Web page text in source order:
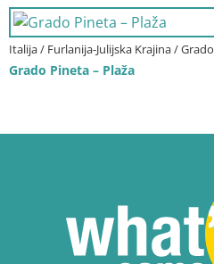
Italija / Furlanija-Julijska Krajina / Grado
Grado Pineta – Plaža